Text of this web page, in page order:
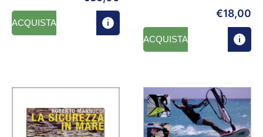
ACQUISTA
€18,00
ACQUISTA